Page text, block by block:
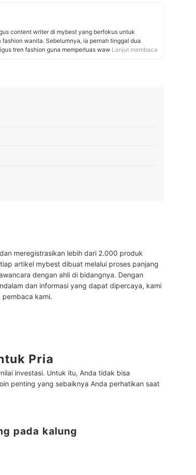
content writer di mybest yang berfokus untuk
wanita. Sebelumnya, ia pernah tinggal dua
tren fashion guna memperluas wawasannya. Kini,
Lanjut membaca
meregistrasikan lebih dari 2.000 produk
artikel mybest dibuat melalui proses panjang
dengan ahli di bidangnya. Dengan
dan informasi yang dapat dipercaya, kami
kami.
Pria
investasi. Untuk itu, Anda tidak bisa
penting yang sebaiknya Anda perhatikan saat
pada kalung